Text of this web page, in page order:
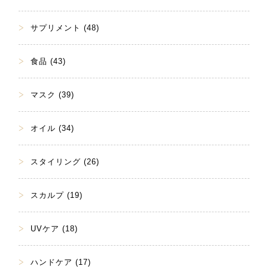
サプリメント (48)
食品 (43)
マスク (39)
オイル (34)
スタイリング (26)
スカルプ (19)
UVケア (18)
ハンドケア (17)